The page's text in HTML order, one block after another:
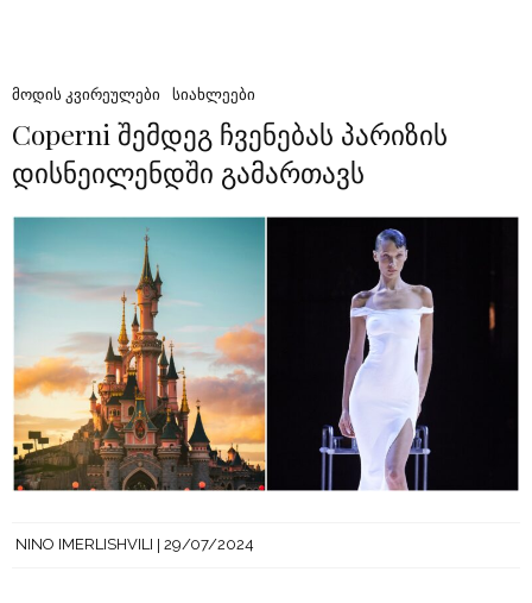
ᲛᲝᲓᲘᲡ ᲙᲕᲘᲠᲔᲣᲚᲔᲑᲘ ᲡᲘᲐᲮᲚᲔᲔᲑᲘ
Coperni შემდეგ ჩვენებას პარიზის
დისნეილენდში გამართავს
NINO IMERLISHVILI 29/07/2024